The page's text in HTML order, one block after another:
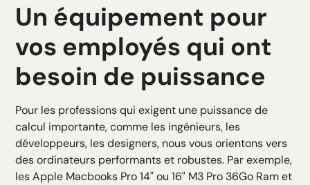
Un équipement pour
vos employés qui ont
besoin de puissance
Pour les professions qui exigent une puissance de
calcul importante, comme les ingénieurs, les
développeurs, les designers, nous vous orientons vers
des ordinateurs performants et robustes. Par exemple,
les Apple Macbooks Pro 14" ou 16" M3 Pro 36Go Ram et